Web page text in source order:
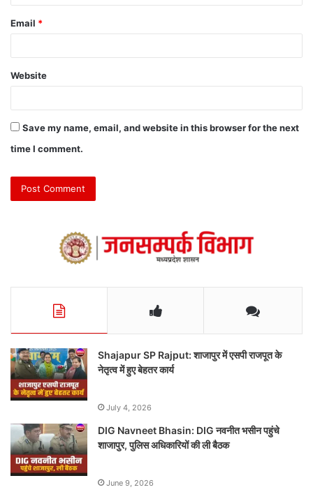
Email *
Website
Save my name, email, and website in this browser for the next
time I comment.
Shajapur SP Rajput: शाजापुर में एसपी राजपूत के
नेतृत्व में हुए बेहतर कार्य
July 4, 2026
DIG Navneet Bhasin: DIG नवनीत भसीन पहुंचे
शाजापुर, पुलिस अधिकारियों की ली बैठक
June 9, 2026